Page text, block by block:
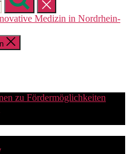
zu Fördermöglichkeiten